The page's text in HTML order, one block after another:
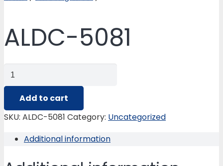
ALDC-5081
ALDC-
5081
quantity
Add to cart
SKU: ALDC-5081 Category: Uncategorized
Additional information